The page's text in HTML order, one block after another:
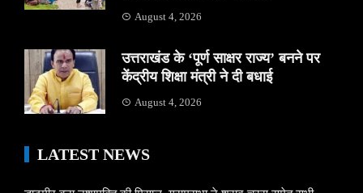
August 4, 2026
उत्तराखंड के ‘पूर्ण साक्षर राज्य’ बनने पर
केंद्रीय शिक्षा मंत्री ने दी बधाई
August 4, 2026
LATEST NEWS